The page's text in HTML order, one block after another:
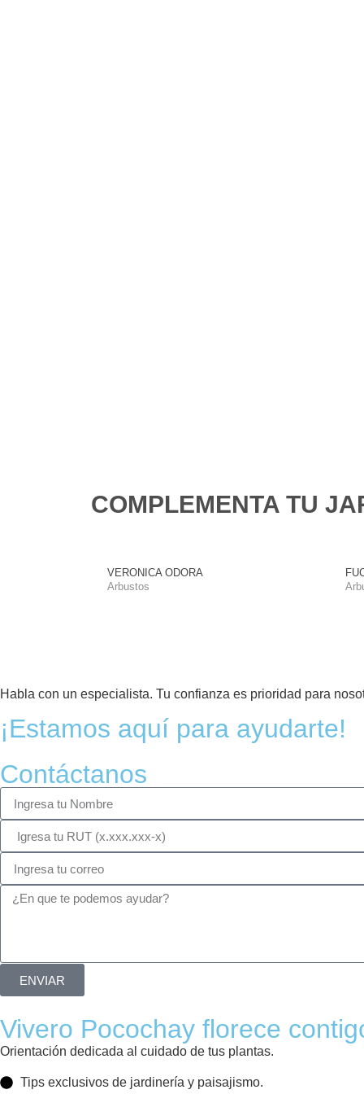
COMPLEMENTA TU
Arbustos
VERONICA ODORA
Habla con un especialista. Tu confianza es prioridad para
¡Estamos aquí para ayudarte!
Contáctanos
ENVIAR
Vivero Pocochay florece
Orientación dedicada al cuidado de tus plantas.
Tips exclusivos de jardinería y paisajismo.